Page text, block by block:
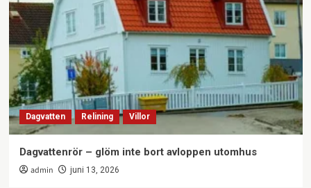
Dagvatten Relining Villor
Dagvattenrör – glöm inte bort avloppen utomhus
admin juni 13, 2026